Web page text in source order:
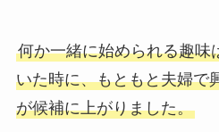
何か一緒に始められる趣
いた時に、もともと夫婦で
が候補に上がりました。